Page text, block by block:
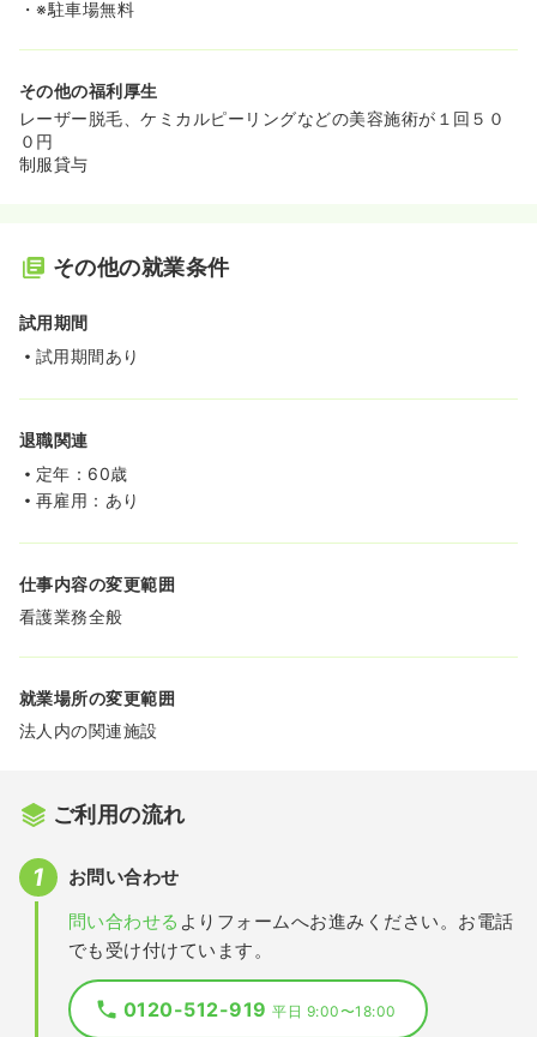
・※駐車場無料
その他の福利厚生
レーザー脱毛、ケミカルピーリングなどの美容施術が１回５０
０円
制服貸与
その他の就業条件
試用期間
試用期間あり
退職関連
定年：60歳
再雇用：あり
仕事内容の変更範囲
看護業務全般
就業場所の変更範囲
法人内の関連施設
ご利用の流れ
お問い合わせ
問い合わせる よりフォームへお進みください。お電話
でも受け付けています。
0120-512-919平日 9:00〜18:00